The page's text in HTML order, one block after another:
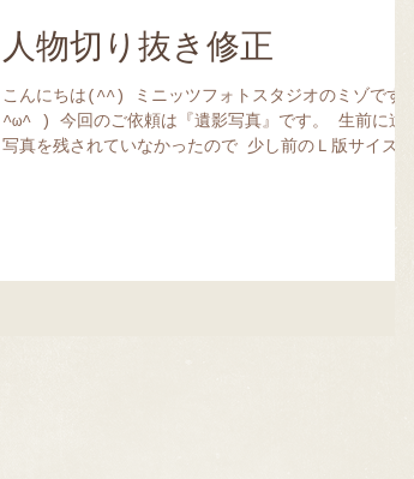
人物切り抜き修正
こんにちは(^^) ミニッツフォトスタジオのミゾです(
^ω^ ) 今回のご依頼は『遺影写真』です。 生前に遺影
写真を残されていなかったので 少し前のＬ版サイズの